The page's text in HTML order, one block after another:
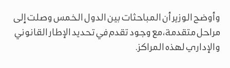
وأوضح الوزير أن المباحثات بين الدول الخمس وصلت إلى
مراحل متقدمة، مع وجود تقدم في تحديد الإطار القانوني
والإداري لهذه المراكز.